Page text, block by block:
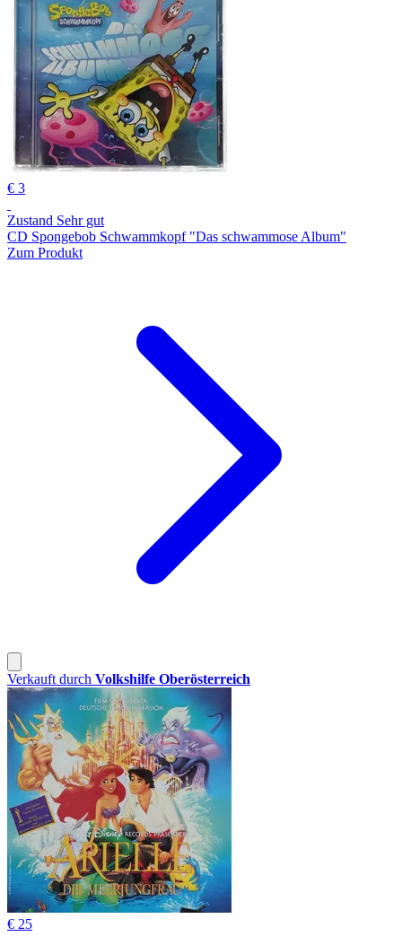
€ 3
Zustand Sehr gut
CD Spongebob Schwammkopf "Das schwammose Album"
Zum Produkt
Verkauft durch Volkshilfe Oberösterreich
€ 25